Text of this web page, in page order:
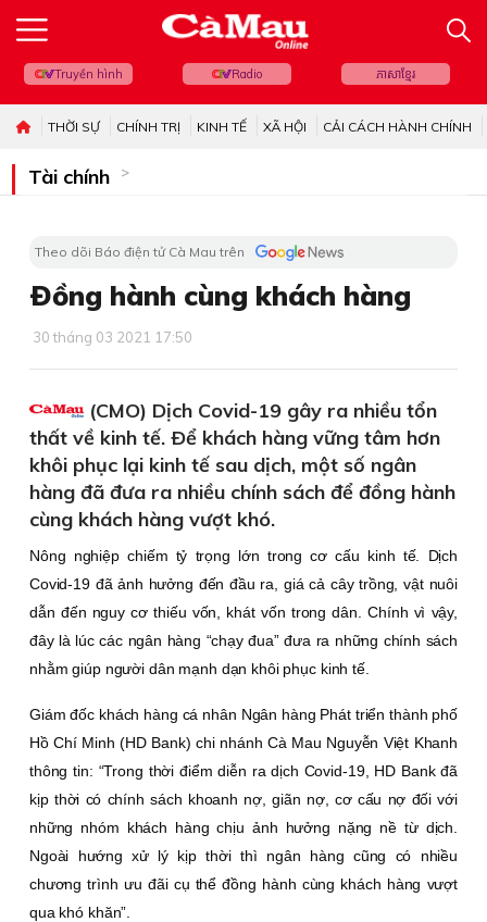
Truyền hình Radio ភាសាខ្មែរ
THỜI SỰ CHÍNH TRỊ KINH TẾ XÃ HỘI CẢI CÁCH HÀNH CHÍNH
Tài chính
Theo dõi Báo điện tử Cà Mau trên
Ðồng hành cùng khách hàng
30 tháng 03 2021 17:50
(CMO) Dịch Covid-19 gây ra nhiều tổn
thất về kinh tế. Ðể khách hàng vững tâm hơn
khôi phục lại kinh tế sau dịch, một số ngân
hàng đã đưa ra nhiều chính sách để đồng hành
cùng khách hàng vượt khó.
Nông nghiệp chiếm tỷ trọng lớn trong cơ cấu kinh tế. Dịch
Covid-19 đã ảnh hưởng đến đầu ra, giá cả cây trồng, vật nuôi
dẫn đến nguy cơ thiếu vốn, khát vốn trong dân. Chính vì vậy,
đây là lúc các ngân hàng “chạy đua” đưa ra những chính sách
nhằm giúp người dân mạnh dạn khôi phục kinh tế.
Giám đốc khách hàng cá nhân Ngân hàng Phát triển thành phố
Hồ Chí Minh (HD Bank) chi nhánh Cà Mau Nguyễn Việt Khanh
thông tin: “Trong thời điểm diễn ra dịch Covid-19, HD Bank đã
kịp thời có chính sách khoanh nợ, giãn nợ, cơ cấu nợ đối với
những nhóm khách hàng chịu ảnh hưởng nặng nề từ dịch.
Ngoài hướng xử lý kịp thời thì ngân hàng cũng có nhiều
chương trình ưu đãi cụ thể đồng hành cùng khách hàng vượt
qua khó khăn”.